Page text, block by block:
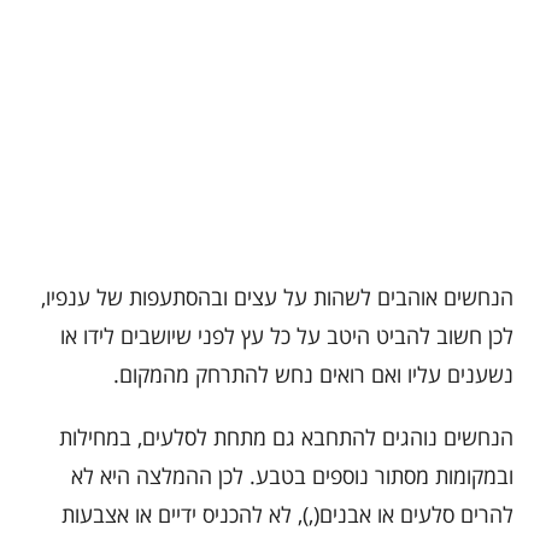
הנחשים אוהבים לשהות על עצים ובהסתעפות של ענפיו,
לכן חשוב להביט היטב על כל עץ לפני שיושבים לידו או
נשענים עליו ואם רואים נחש להתרחק מהמקום.
הנחשים נוהגים להתחבא גם מתחת לסלעים, במחילות
ובמקומות מסתור נוספים בטבע. לכן ההמלצה היא לא
להרים סלעים או אבנים(,), לא להכניס ידיים או אצבעות